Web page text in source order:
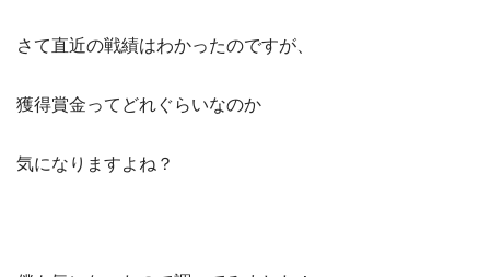
さて直近の戦績はわかったのですが、
獲得賞金ってどれぐらいなのか
気になりますよね？